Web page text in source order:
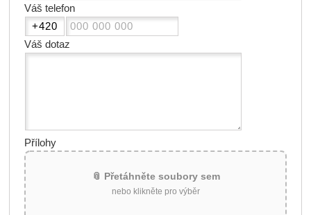
Váš telefon
Váš dotaz
Přílohy
📎 Přetáhněte soubory sem
nebo klikněte pro výběr